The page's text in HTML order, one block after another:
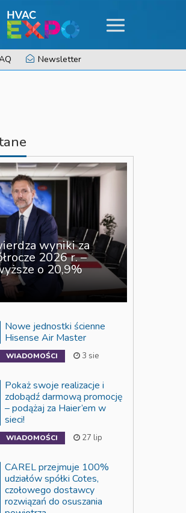
Newsletter
wyniki za
2026 r. –
o 20,9%
Nowe jednostki ścienne
Hisense Air Master
WIADOMOŚCI 3 sie
Pokaż swoje realizacje i
zdobądź darmową promocję
– podążaj za Haier’em w
sieci!
WIADOMOŚCI 27 lip
CAREL przejmuje 100%
udziałów spółki Cotes,
czołowego dostawcy
rozwiązań do osuszania